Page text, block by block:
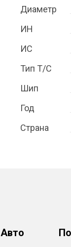
Диаметр
ИН
ИС
Тип Т/С
Шип
Год
Страна
Авто